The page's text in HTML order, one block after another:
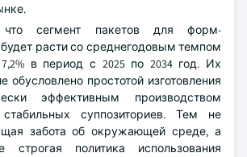
что сегмент пакетов для форм-
расти со среднегодовым темпом
в период с 2025 по 2034 год. Их
обусловлено простотой изготовления
эффективным производством
стабильных суппозиториев. Тем не
забота об окружающей среде, а
строгая политика использования